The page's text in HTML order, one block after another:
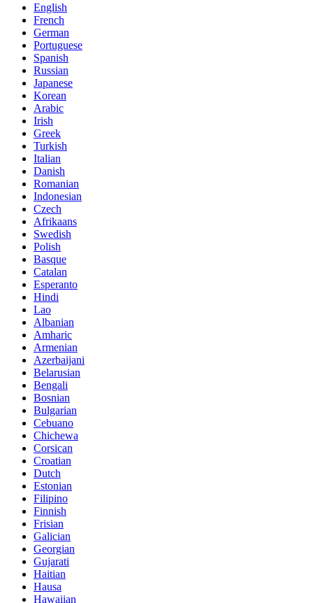
English
French
German
Portuguese
Spanish
Russian
Japanese
Korean
Arabic
Irish
Greek
Turkish
Italian
Danish
Romanian
Indonesian
Czech
Afrikaans
Swedish
Polish
Basque
Catalan
Esperanto
Hindi
Lao
Albanian
Amharic
Armenian
Azerbaijani
Belarusian
Bengali
Bosnian
Bulgarian
Cebuano
Chichewa
Corsican
Croatian
Dutch
Estonian
Filipino
Finnish
Frisian
Galician
Georgian
Gujarati
Haitian
Hausa
Hawaiian